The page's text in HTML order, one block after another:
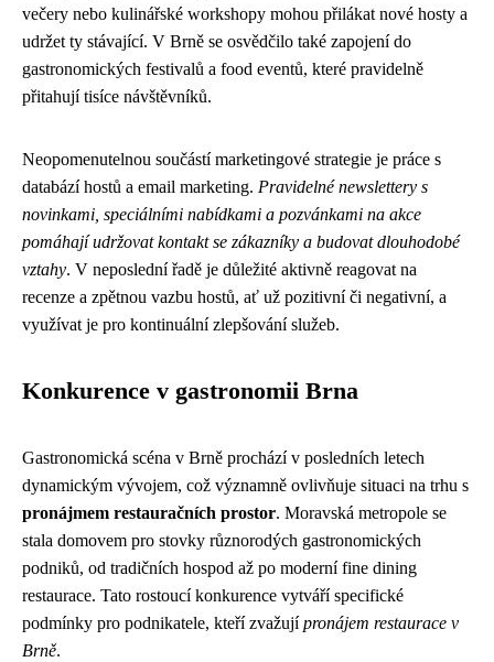
večery nebo kulinářské workshopy mohou přilákat nové hosty a
udržet ty stávající. V Brně se osvědčilo také zapojení do
gastronomických festivalů a food eventů, které pravidelně
přitahují tisíce návštěvníků.
Neopomenutelnou součástí marketingové strategie je práce s
databází hostů a email marketing. Pravidelné newslettery s
novinkami, speciálními nabídkami a pozvánkami na akce
pomáhají udržovat kontakt se zákazníky a budovat dlouhodobé
vztahy. V neposlední řadě je důležité aktivně reagovat na
recenze a zpětnou vazbu hostů, ať už pozitivní či negativní, a
využívat je pro kontinuální zlepšování služeb.
Konkurence v gastronomii Brna
Gastronomická scéna v Brně prochází v posledních letech
dynamickým vývojem, což významně ovlivňuje situaci na trhu s
pronájmem restauračních prostor. Moravská metropole se
stala domovem pro stovky různorodých gastronomických
podniků, od tradičních hospod až po moderní fine dining
restaurace. Tato rostoucí konkurence vytváří specifické
podmínky pro podnikatele, kteří zvažujípronájem restaurace v
Brně.